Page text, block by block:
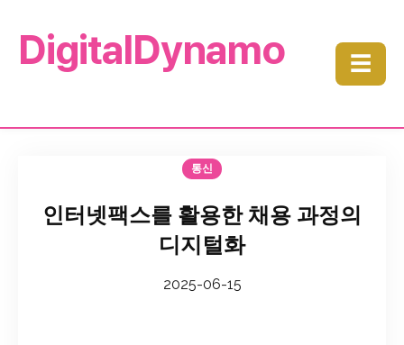
DigitalDynamo ☰
통신
인터넷팩스를 활용한 채용 과정의
디지털화
2025-06-15